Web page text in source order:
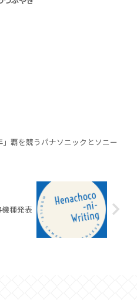
」覇を競うパナソニックとソニー
種発表